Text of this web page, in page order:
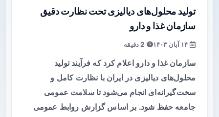
تولید محلول‌های دیالیزی تحت نظارت دقیق
سازمان غذا و دارو
سازمان غذا و دارو اعلام کرد که فرآیند تولید
محلول‌های دیالیزی در ایران با نظارت کامل و
سخت‌گیرانه‌ای انجام می‌شود تا سلامت عمومی
جامعه حفظ شود. بر اساس گزارش روابط عمومی